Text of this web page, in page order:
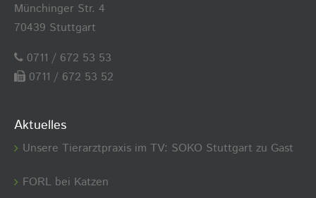
Münchinger Str. 4
70439 Stuttgart
0711 / 672 53 53
0711 / 672 53 52
Aktuelles
Unsere Tierarztpraxis im TV: SOKO Stuttgart zu Gast
FORL bei Katzen